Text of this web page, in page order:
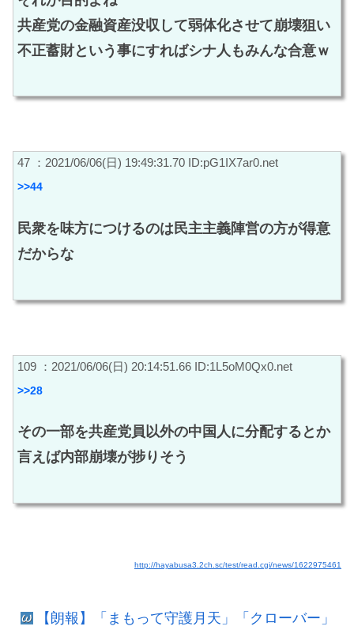
共産党の金融資産没収して弱体化させて崩壊狙い
不正蓄財という事にすればシナ人もみんな合意ｗ
47 ：2021/06/06(日) 19:49:31.70 ID:pG1IX7ar0.net
>>44
民衆を味方につけるのは民主主義陣営の方が得意
だからな
109 ：2021/06/06(日) 20:14:51.66 ID:1L5oM0Qx0.net
>>28
その一部を共産党員以外の中国人に分配するとか
言えば内部崩壊が捗りそう
http://hayabusa3.2ch.sc/test/read.cgi/news/1622975461
【朗報】「まもって守護月天」「クローバー」